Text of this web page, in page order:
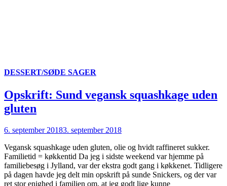
DESSERT/SØDE SAGER
Opskrift: Sund vegansk squashkage uden
gluten
6. september 20183. september 2018
Vegansk squashkage uden gluten, olie og hvidt raffineret sukker.
Familietid = køkkentid Da jeg i sidste weekend var hjemme på
familiebesøg i Jylland, var der ekstra godt gang i køkkenet. Tidligere
på dagen havde jeg delt min opskrift på sunde Snickers, og der var
ret stor enighed i familien om, at jeg godt lige kunne